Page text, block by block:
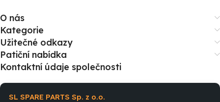
O nás
Kategorie
Užitečné odkazy
Patiční nabídka
Kontaktní údaje společnosti
SL SPARE PARTS Sp. z o.o.